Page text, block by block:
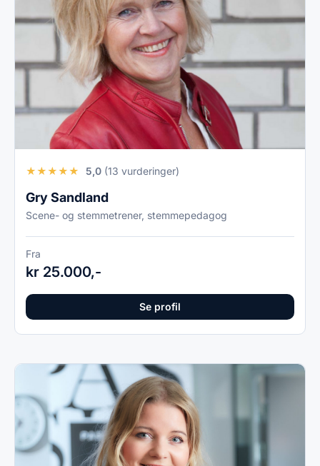
★★★★★ 5,0 (13 vurderinger)
Gry Sandland
Scene- og stemmetrener, stemmepedagog
Fra
kr 25.000,-
Se profil